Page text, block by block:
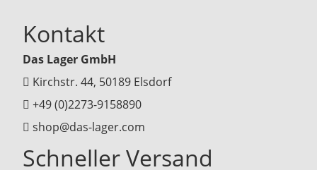
Kontakt
Das Lager GmbH
Kirchstr. 44, 50189 Elsdorf
+49 (0)2273-9158890
shop@das-lager.com
Schneller Versand